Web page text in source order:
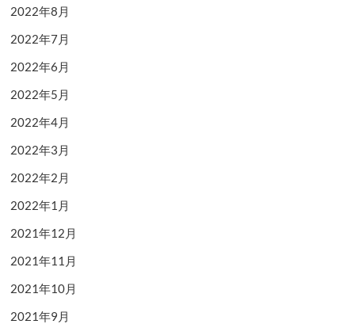
2022年8月
2022年7月
2022年6月
2022年5月
2022年4月
2022年3月
2022年2月
2022年1月
2021年12月
2021年11月
2021年10月
2021年9月